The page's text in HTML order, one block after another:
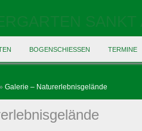
BOGENSCHIESSEN TERMINE
Galerie – Naturerlebnisgelände